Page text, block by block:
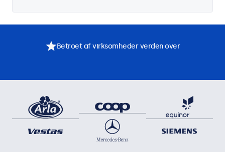
Betroet af virksomheder verden over